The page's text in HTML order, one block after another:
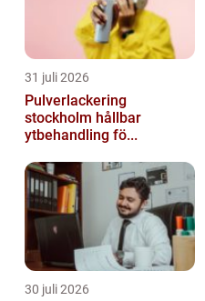
31 juli 2026
Pulverlackering
stockholm hållbar
ytbehandling fö...
30 juli 2026